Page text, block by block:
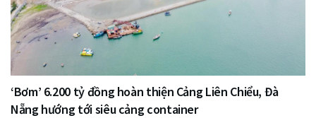
‘Bơm’ 6.200 tỷ đồng hoàn thiện Cảng Liên Chiểu, Đà
Nẵng hướng tới siêu cảng container